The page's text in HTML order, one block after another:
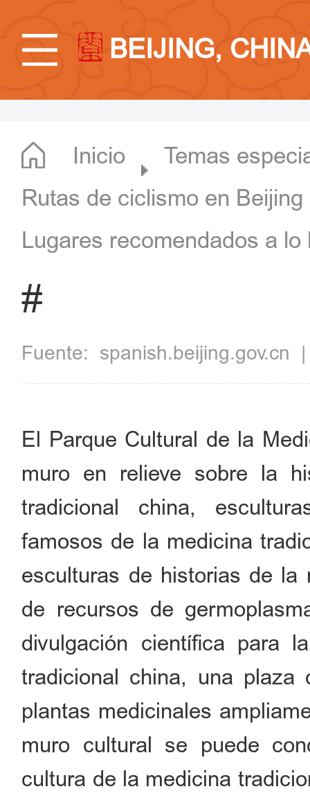
BEIJING,
Inicio
Temas
Rutas de ciclismo en Beijing
Lugares recomendados a
#
Fuente: spanish.beijing.gov.cn
El Parque Cultural de la
muro en relieve sobre la
tradicional china,
famosos de la medicina
esculturas de historias de la
de recursos de
divulgación científica para
tradicional china, una
plantas medicinales
muro cultural se puede
cultura de la medicina